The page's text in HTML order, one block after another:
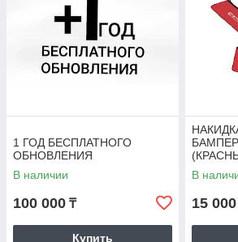
1 ГОД БЕСПЛАТНОГО
ОБНОВЛЕНИЯ
В наличии
100 000 ₸
Купить
В
15 000